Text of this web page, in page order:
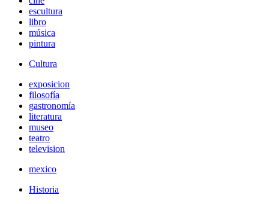
escultura
libro
música
pintura
Cultura
exposicion
filosofía
gastronomía
literatura
museo
teatro
television
mexico
Historia